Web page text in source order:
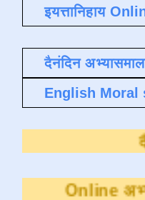
इयत्तानिहाय
दैनंदिन
English Moral
अभ्यासदिनांक